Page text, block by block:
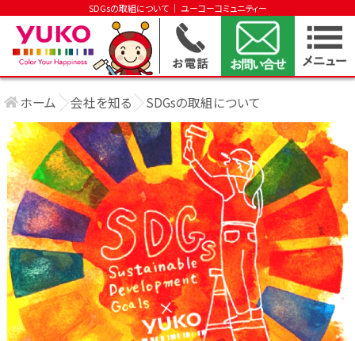
SDGsの取組について │ ユーコーコミュニティー
ホーム 会社を知る SDGsの取組について